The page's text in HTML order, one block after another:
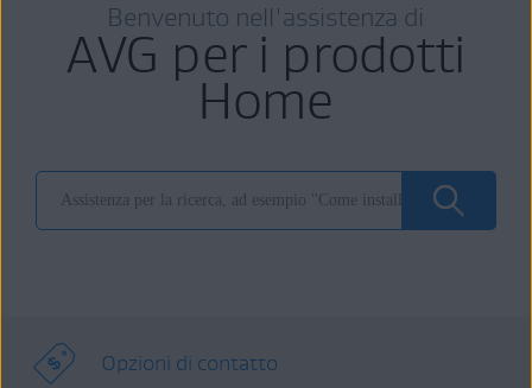
Benvenuto nell'assistenza di
AVG per i prodotti
Home
Opzioni di contatto